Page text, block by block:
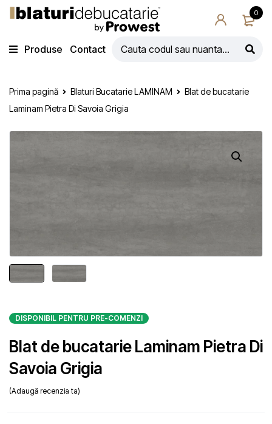
0
Produse Contact
Prima pagină Blaturi Bucatarie LAMINAM
Blat de bucatarie
Laminam Pietra Di Savoia Grigia
DISPONIBIL PENTRU PRE-COMENZI
Blat de bucatarie Laminam Pietra Di
Savoia Grigia
Adaugă recenzia ta